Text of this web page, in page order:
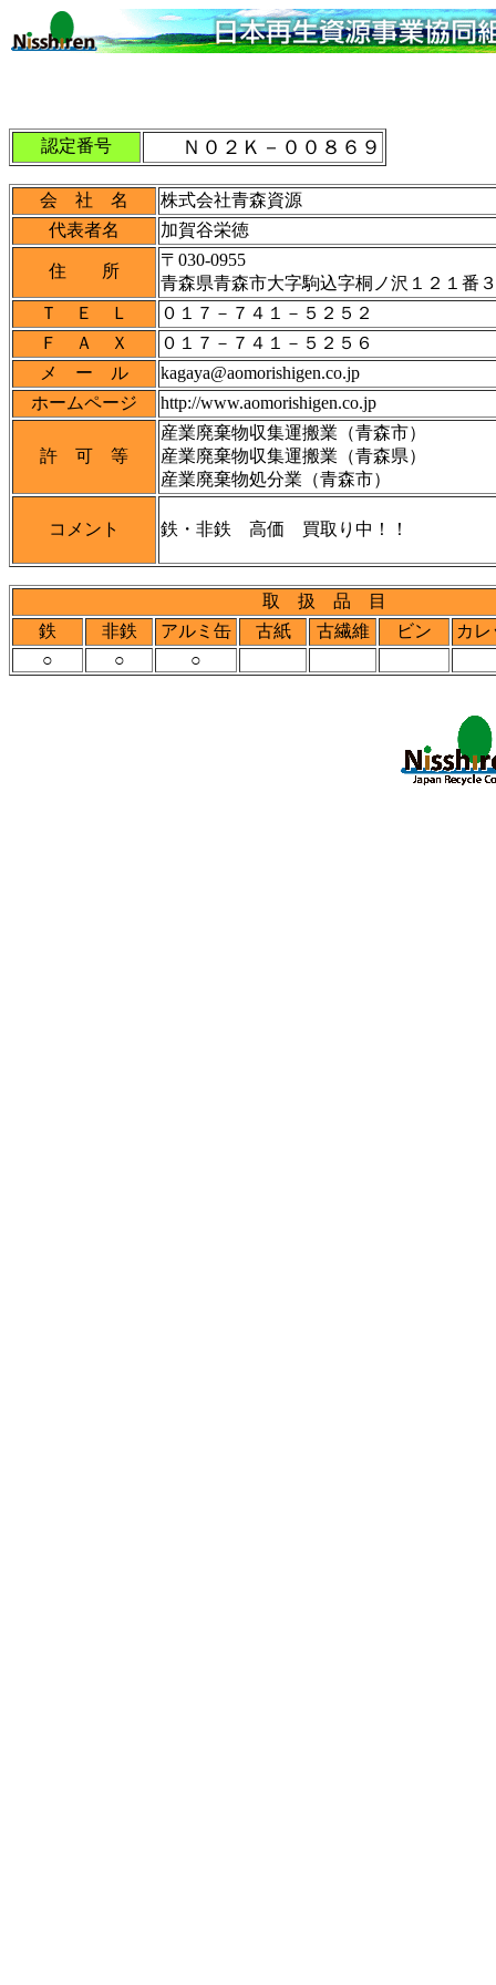
認定番号 Ｎ０２Ｋ－００８６９
会 社 名
株式会社青森資源
代表者名
加賀谷栄徳
住 所
〒030-0955
青森県青森市大字駒込字桐ノ沢１２１番
Ｔ Ｅ Ｌ
０１７－７４１－５２５２
Ｆ Ａ Ｘ
０１７－７４１－５２５６
メ ー ル
kagaya@aomorishigen.co.jp
ホームページ
http://www.aomorishigen.co.jp
許 可 等
産業廃棄物収集運搬業（青森市）
産業廃棄物収集運搬業（青森県）
産業廃棄物処分業（青森市）
コメント 鉄・非鉄 高価 買取り中！！
取 扱 品 目
鉄
非鉄 アルミ缶 古紙 古繊維 ビン
カレ
○
○ ○